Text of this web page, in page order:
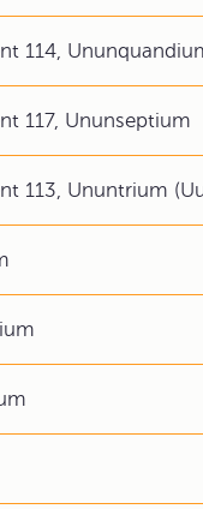
114,
117, Ununseptium
113, Ununtrium